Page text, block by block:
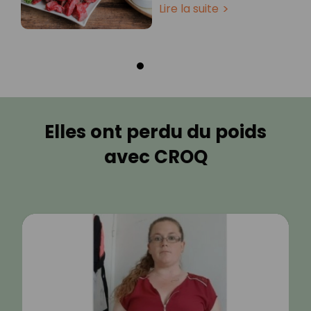
Lire la suite
Elles ont perdu du poids
avec CROQ